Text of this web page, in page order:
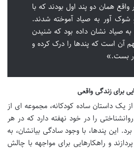
واقع همان دو پند اول بودند که با
آور به صیاد آموخته شدند.
به صیاد نشان داده بود که شنیدن
آن است که پندها را درک کرده و
بست.»
برای زندگی واقعی
یک داستان ساده کودکانه، مجموعه ای از
را در خود نهفته دارد که در هر
این پندها، با وجود سادگی بیانشان، به
و راهکارهایی برای مواجهه با چالش